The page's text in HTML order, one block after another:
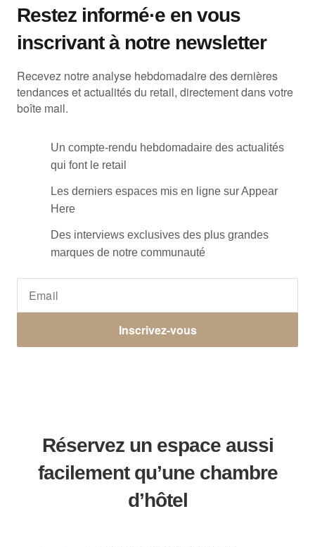
Restez informé·e en vous
inscrivant à notre newsletter
Recevez notre analyse hebdomadaire des dernières
tendances et actualités du retail, directement dans votre
boîte mail.
Un compte-rendu hebdomadaire des actualités
qui font le retail
Les derniers espaces mis en ligne sur Appear
Here
Des interviews exclusives des plus grandes
marques de notre communauté
Inscrivez-vous
Réservez un espace aussi
facilement qu’une chambre
d’hôtel